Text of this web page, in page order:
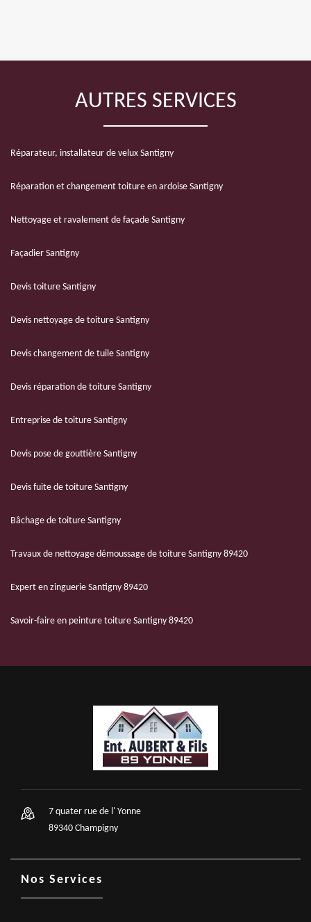
AUTRES SERVICES
Réparateur, installateur de velux Santigny
Réparation et changement toiture en ardoise Santigny
Nettoyage et ravalement de façade Santigny
Façadier Santigny
Devis toiture Santigny
Devis nettoyage de toiture Santigny
Devis changement de tuile Santigny
Devis réparation de toiture Santigny
Entreprise de toiture Santigny
Devis pose de gouttière Santigny
Devis fuite de toiture Santigny
Bâchage de toiture Santigny
Travaux de nettoyage démoussage de toiture Santigny 89420
Expert en zinguerie Santigny 89420
Savoir-faire en peinture toiture Santigny 89420
7 quater rue de l' Yonne
89340 Champigny
Nos Services